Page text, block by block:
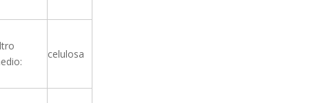
celulosa